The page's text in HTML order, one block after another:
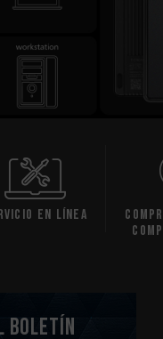
en línea
boletín